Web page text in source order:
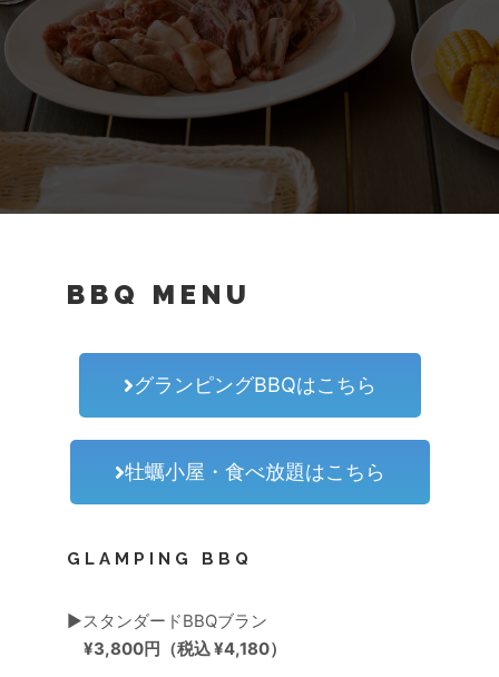
BBQ MENU
グランピングBBQはこちら
牡蠣小屋・食べ放題はこちら
GLAMPING BBQ
▶︎スタンダードBBQブラン
¥3,800円 （税込 ¥4,180）